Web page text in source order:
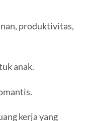
produktivitas,
anak.
kerja yang